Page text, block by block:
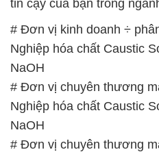
# Đơn vị chuyên thương
Nghiệp hóa chất Caustic
NaOH
# Đơn vị chuyên thương
Công Nghiệp hóa chất
Flakes NaOH
# Đơn vị chuyên cung ứng
Nghiệp hóa chất Caustic